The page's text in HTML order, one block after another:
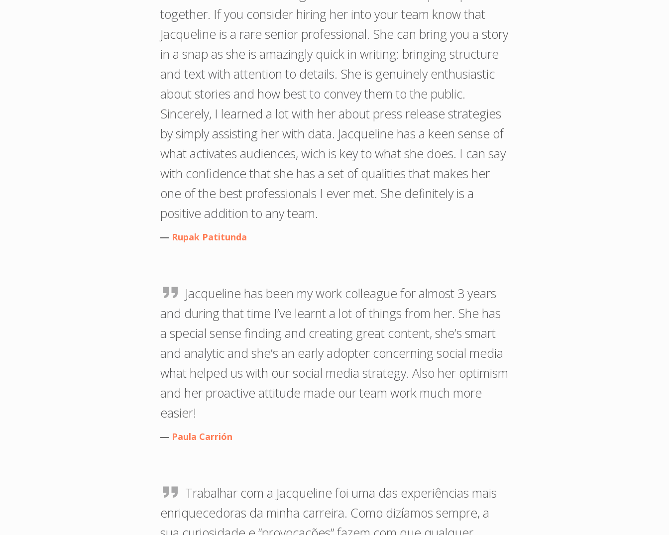
together. If you consider hiring her into your team know that
Jacqueline is a rare senior professional. She can bring you a story
in a snap as she is amazingly quick in writing: bringing structure
and text with attention to details. She is genuinely enthusiastic
about stories and how best to convey them to the public.
Sincerely, I learned a lot with her about press release strategies
by simply assisting her with data. Jacqueline has a keen sense of
what activates audiences, wich is key to what she does. I can say
with confidence that she has a set of qualities that makes her
one of the best professionals I ever met. She definitely is a
positive addition to any team.
― Rupak Patitunda
Jacqueline has been my work colleague for almost 3 years
and during that time I’ve learnt a lot of things from her. She has
a special sense finding and creating great content, she’s smart
and analytic and she’s an early adopter concerning social media
what helped us with our social media strategy. Also her optimism
and her proactive attitude made our team work much more
easier!
― Paula Carrión
Trabalhar com a Jacqueline foi uma das experiências mais
enriquecedoras da minha carreira. Como dizíamos sempre, a